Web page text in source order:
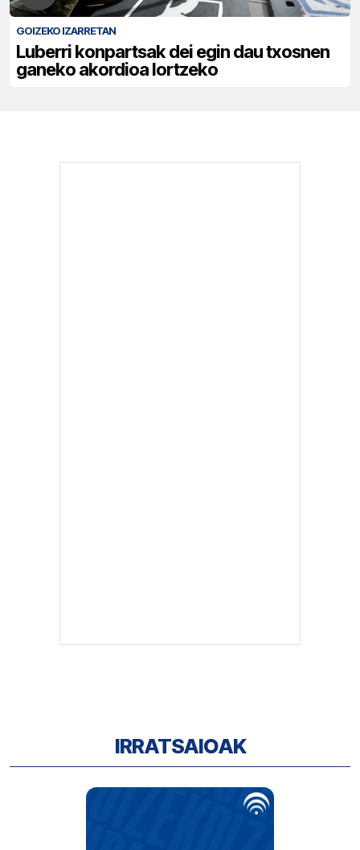
GOIZEKO IZARRETAN
Luberri konpartsak dei egin dau txosnen
ganeko akordioa lortzeko
IRRATSAIOAK